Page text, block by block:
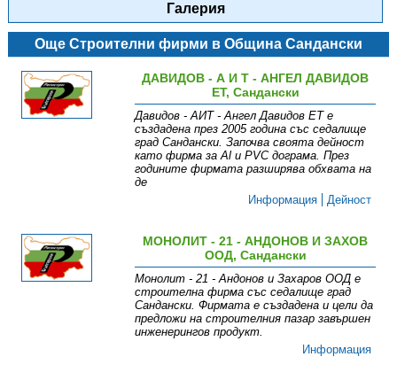
Галерия
Още Строителни фирми в Община Сандански
ДАВИДОВ - А И Т - АНГЕЛ ДАВИДОВ
ET, Сандански
Давидов - АИТ - Ангел Давидов ЕТ е
създадена през 2005 година със седалище
град Сандански. Започва своята дейност
като фирма за Al и PVC дограма. През
годините фирмата разширява обхвата на
де
Информация
Дейност
МОНОЛИТ - 21 - АНДОНОВ И ЗАХОВ
ООД, Сандански
Монолит - 21 - Андонов и Захаров ООД е
строителна фирма със седалище град
Сандански. Фирмата е създадена и цели да
предложи на строителния пазар завършен
инженерингов продукт.
Информация